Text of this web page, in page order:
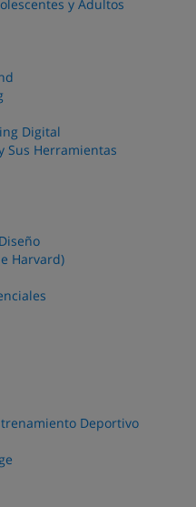
y Adultos
Digital
Sus Herramientas
Harvard)
Deportivo